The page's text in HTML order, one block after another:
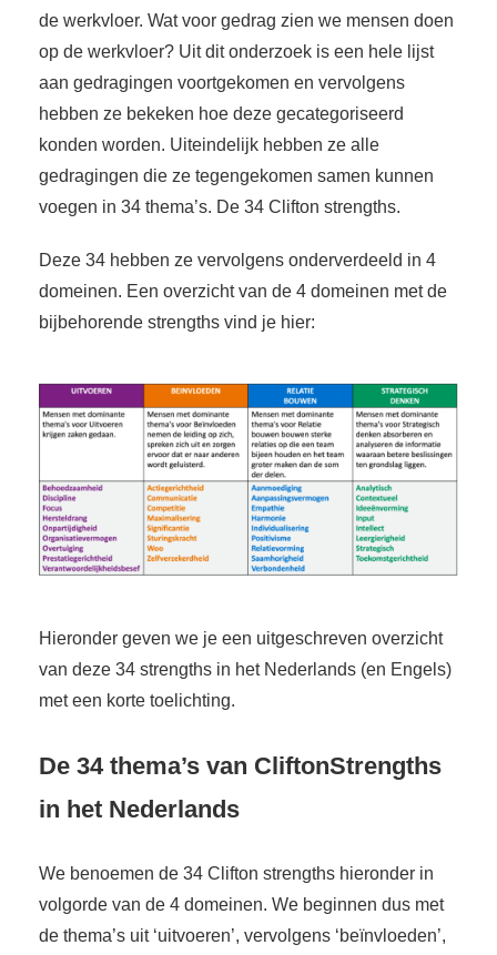
de werkvloer. Wat voor gedrag zien we mensen doen
op de werkvloer? Uit dit onderzoek is een hele lijst
aan gedragingen voortgekomen en vervolgens
hebben ze bekeken hoe deze gecategoriseerd
konden worden. Uiteindelijk hebben ze alle
gedragingen die ze tegengekomen samen kunnen
voegen in 34 thema’s. De 34 Clifton strengths.
Deze 34 hebben ze vervolgens onderverdeeld in 4
domeinen. Een overzicht van de 4 domeinen met de
bijbehorende strengths vind je hier:
Hieronder geven we je een uitgeschreven overzicht
van deze 34 strengths in het Nederlands (en Engels)
met een korte toelichting.
De 34 thema’s van CliftonStrengths
in het Nederlands
We benoemen de 34 Clifton strengths hieronder in
volgorde van de 4 domeinen. We beginnen dus met
de thema’s uit ‘uitvoeren’, vervolgens ‘beïnvloeden’,